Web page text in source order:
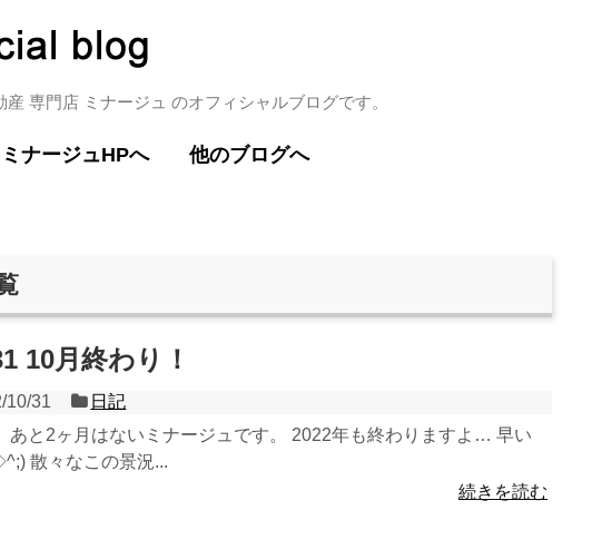
専門店 ミナージュ のオフィシャルブログです。
ミナージュHPへ 他のブログへ
10月終わり！
10/31
日記
あと2ヶ月はないミナージュです。 2022年も終わりますよ… 早い
散々なこの景況...
続きを読む